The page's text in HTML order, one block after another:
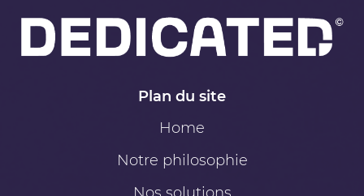
Plan du site
Home
Notre philosophie